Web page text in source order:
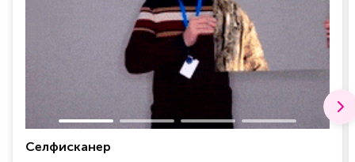
Селфисканер